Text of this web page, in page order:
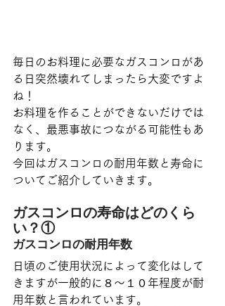
毎日のお料理に必要なガスコンロがあ
る日突然壊れてしまったら大変ですよ
ね！
お料理を作ることができないだけでは
なく、最悪事故につながる可能性もあ
ります。
今回はガスコンロの耐用年数と寿命に
ついてご紹介していきます。
ガスコンロの寿命はどのくら
い？①
ガスコンロの耐用年数
日頃のご使用状況によって変化はして
きますが一般的に８～１０年程度が耐
用年数と言われています。